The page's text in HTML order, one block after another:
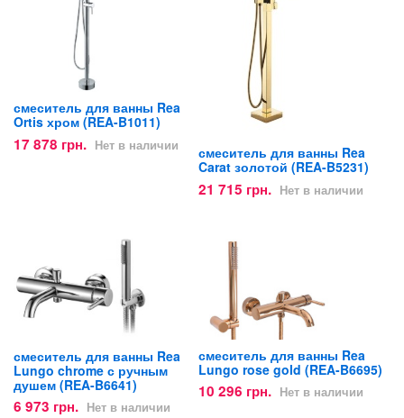
смеситель для ванны Rea
Ortis хром (REA-B1011)
17 878 грн. Нет в наличии
смеситель для ванны Rea
Carat золотой (REA-B5231)
21 715 грн. Нет в наличии
смеситель для ванны Rea
Lungo chrome с ручным
душем (REA-B6641)
6 973 грн. Нет в наличии
смеситель для ванны Rea
Lungo rose gold (REA-B6695)
10 296 грн. Нет в наличии